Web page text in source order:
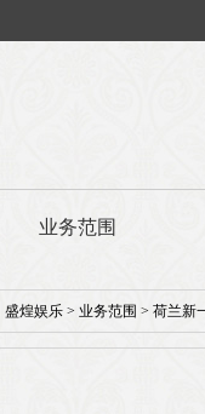
业务范围
盛煌娱乐 > 业务范围 > 荷兰新